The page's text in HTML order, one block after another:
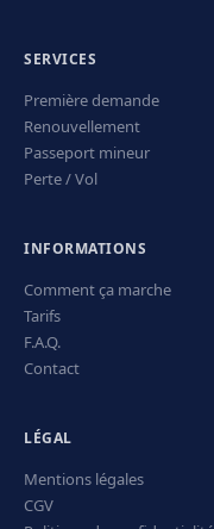
SERVICES
Première demande
Renouvellement
Passeport mineur
Perte / Vol
INFORMATIONS
Comment ça marche
Tarifs
F.A.Q.
Contact
LÉGAL
Mentions légales
CGV